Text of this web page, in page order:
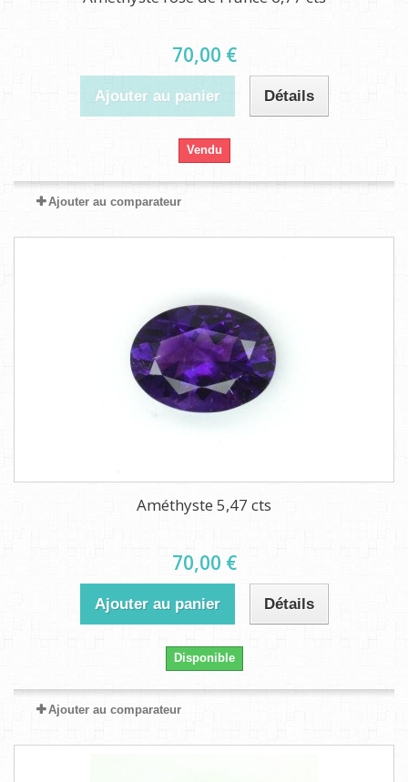
70,00 €
Ajouter au panier Détails
Vendu
Ajouter au comparateur
Améthyste 5,47 cts
70,00 €
Ajouter au panier Détails
Disponible
Ajouter au comparateur